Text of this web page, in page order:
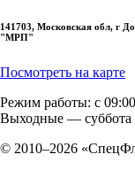
141703, Московская обл, г
"МРП"
Посмотреть на карте
Режим работы: с
Выходные — суббота
© 2010–2026